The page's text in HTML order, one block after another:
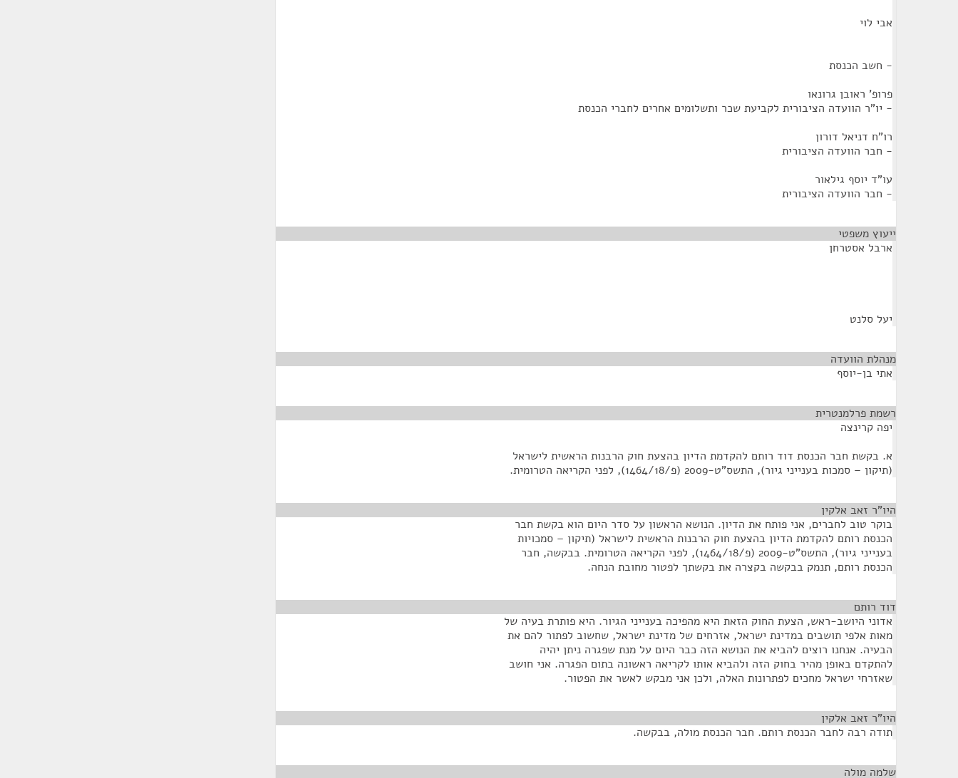
אבי לוי
- חשב הכנסת
פרופ' ראובן גרונאו
- יו"ר הוועדה הציבורית לקביעת שכר ותשלומים אחרים לחברי הכנסת
רו"ח דניאל דורון
- חבר הוועדה הציבורית
עו"ד יוסף גילאור
- חבר הוועדה הציבורית
ייעוץ משפטי
ארבל אסטרחן
יעל סלנט
מנהלת הוועדה
אתי בן-יוסף
רשמת פרלמנטרית
יפה קרינצה
א. בקשת חבר הכנסת דוד רותם להקדמת הדיון בהצעת חוק הרבנות הראשית לישראל
(תיקון – סמכות בענייני גיור), התשס"ט-2009 (פ/1464/18), לפני הקריאה הטרומית.
היו"ר זאב אלקין
בוקר טוב לחברים, אני פותח את הדיון. הנושא הראשון על סדר היום הוא בקשת חבר
הכנסת רותם להקדמת הדיון בהצעת חוק הרבנות הראשית לישראל (תיקון – סמכויות
בענייני גיור), התשס"ט-2009 (פ/1464/18), לפני הקריאה הטרומית. בבקשה, חבר
הכנסת רותם, תנמק בבקשה בקצרה את בקשתך לפטור מחובת הנחה.
דוד רותם
אדוני היושב-ראש, הצעת החוק הזאת היא מהפיכה בענייני הגיור. היא פותרת בעיה של
מאות אלפי תושבים במדינת ישראל, אזרחים של מדינת ישראל, שחשוב לפתור להם את
הבעיה. אנחנו רוצים להביא את הנושא הזה כבר היום על מנת שפגרה ניתן יהיה
להתקדם באופן מהיר בחוק הזה ולהביא אותו לקריאה ראשונה בתום הפגרה. אני חושב
שאזרחי ישראל מחכים לפתרונות האלה, ולכן אני מבקש לאשר את הפטור.
היו"ר זאב אלקין
תודה רבה לחבר הכנסת רותם. חבר הכנסת מולה, בבקשה.
שלמה מולה